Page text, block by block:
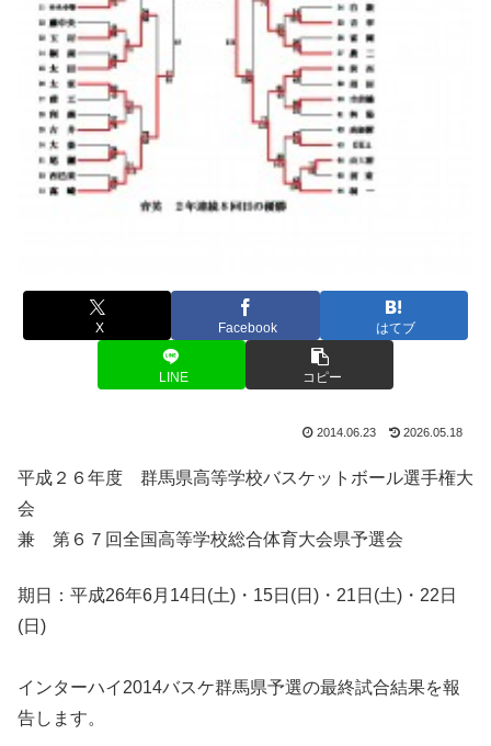
X Facebook はてブ
LINE コピー
2014.06.23 2026.05.18
平成２６年度 群馬県高等学校バスケットボール選手権大
会
兼 第６７回全国高等学校総合体育大会県予選会
期日：平成26年6月14日(土)・15日(日)・21日(土)・22日
(日)
インターハイ2014バスケ群馬県予選の最終試合結果を報
告します。